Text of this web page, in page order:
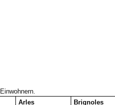
Arles
Brignoles